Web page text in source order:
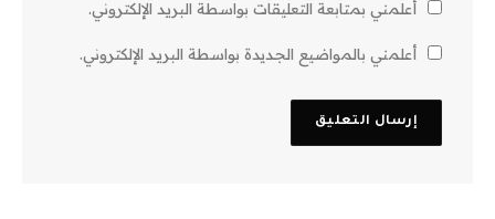
أعلمني بمتابعة التعليقات بواسطة البريد الإلكتروني.
أعلمني بالمواضيع الجديدة بواسطة البريد الإلكتروني.